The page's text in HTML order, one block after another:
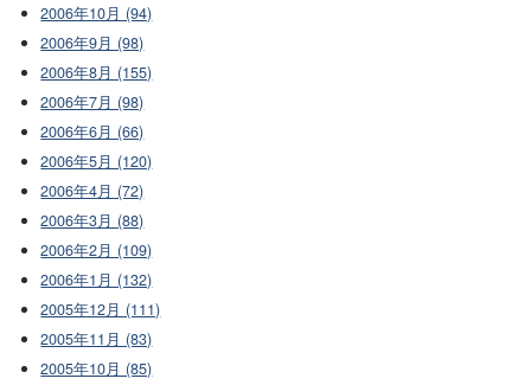
2006年10月 (94)
2006年9月 (98)
2006年8月 (155)
2006年7月 (98)
2006年6月 (66)
2006年5月 (120)
2006年4月 (72)
2006年3月 (88)
2006年2月 (109)
2006年1月 (132)
2005年12月 (111)
2005年11月 (83)
2005年10月 (85)